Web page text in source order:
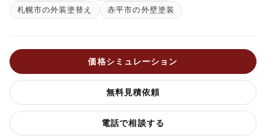
札幌市の外装塗替え
赤平市の外壁塗装
価格シミュレーション
無料見積依頼
電話で相談する